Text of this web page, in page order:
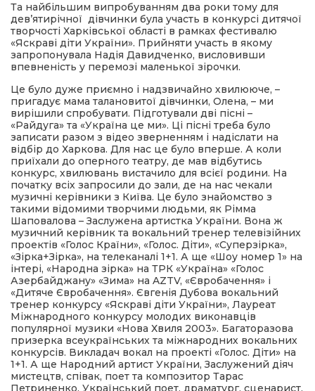
Та найбільшим випробуванням два роки тому для
дев’ятирічної дівчинки була участь в конкурсі дитячої
творчості Харківської області в рамках фестивалю
«Яскраві діти України». Прийняти участь в якому
запропонувала Надія Давидченко, висловивши
впевненість у перемозі маленької зірочки.
Це було дуже приємно і надзвичайно хвилююче, –
пригадує мама талановитої дівчинки, Олена, – ми
вирішили спробувати. Підготували дві пісні –
«Райдуга» та «Україна це ми». Ці пісні треба було
записати разом з відео зверненням і надіслати на
відбір до Харкова. Для нас це було вперше. А коли
приїхали до оперного театру, де мав відбутись
конкурс, хвилювань вистачило для всієї родини. На
початку всіх запросили до зали, де на нас чекали
музичні керівники з Київа. Це було знайомство з
такими відомими творчими людьми, як Рімма
Шаповалова – Заслужена артистка України. Вона ж
музичний керівник та вокальний тренер телевізійних
проектів «Голос Країни», «Голос. Діти», «Суперзірка»,
«Зірка+Зірка», на телеканалі 1+1. А ще «Шоу номер 1» на
інтері, «Народна зірка» на ТРК «Україна» «Голос
Азербайджану» «Зима» на AZTV, «Євробачення» і
«Дитяче Євробачення». Євгенія Дубова вокальний
тренер конкурсу «Яскраві діти України», Лауреат
Міжнародного конкурсу молодих виконавців
популярної музики «Нова Хвиля 2003». Багаторазова
призерка всеукраїнських та міжнародних вокальних
конкурсів. Викладач вокал на проекті «Голос. Діти» на
1+1. А ще Народний артист України, Заслужений діяч
мистецтв, співак, поет та композитор Тарас
Петриненко. Український поет, драматург, сценарист,